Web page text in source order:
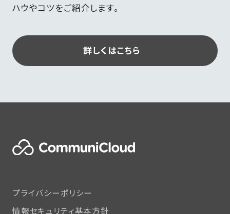
ハウやコツをご紹介します。
詳しくはこちら
プライバシーポリシー
情報セキュリティ基本方針